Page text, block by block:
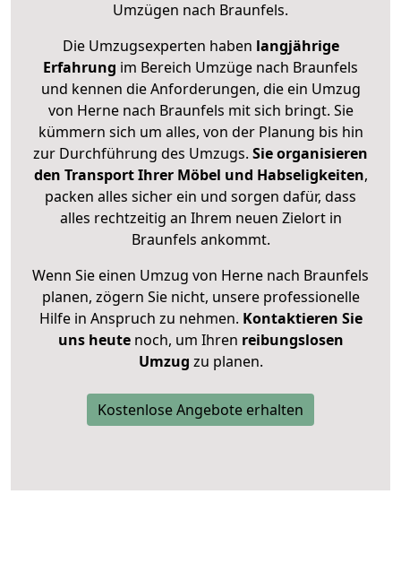
Umzügen nach Braunfels.
Die Umzugsexperten haben langjährige
Erfahrung im Bereich Umzüge nach Braunfels
und kennen die Anforderungen, die ein Umzug
von Herne nach Braunfels mit sich bringt. Sie
kümmern sich um alles, von der Planung bis hin
zur Durchführung des Umzugs. Sie organisieren
den Transport Ihrer Möbel und Habseligkeiten,
packen alles sicher ein und sorgen dafür, dass
alles rechtzeitig an Ihrem neuen Zielort in
Braunfels ankommt.
Wenn Sie einen Umzug von Herne nach Braunfels
planen, zögern Sie nicht, unsere professionelle
Hilfe in Anspruch zu nehmen. Kontaktieren Sie
uns heutenoch, um Ihren reibungslosen
Umzug zu planen.
Kostenlose Angebote erhalten